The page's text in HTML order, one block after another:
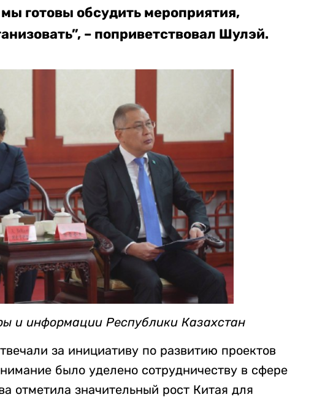
готовы обсудить мероприятия,
– поприветствовал Шулэй.
и информации Республики Казахстан
за инициативу по развитию проектов
было уделено сотрудничеству в сфере
отметила значительный рост Китая для